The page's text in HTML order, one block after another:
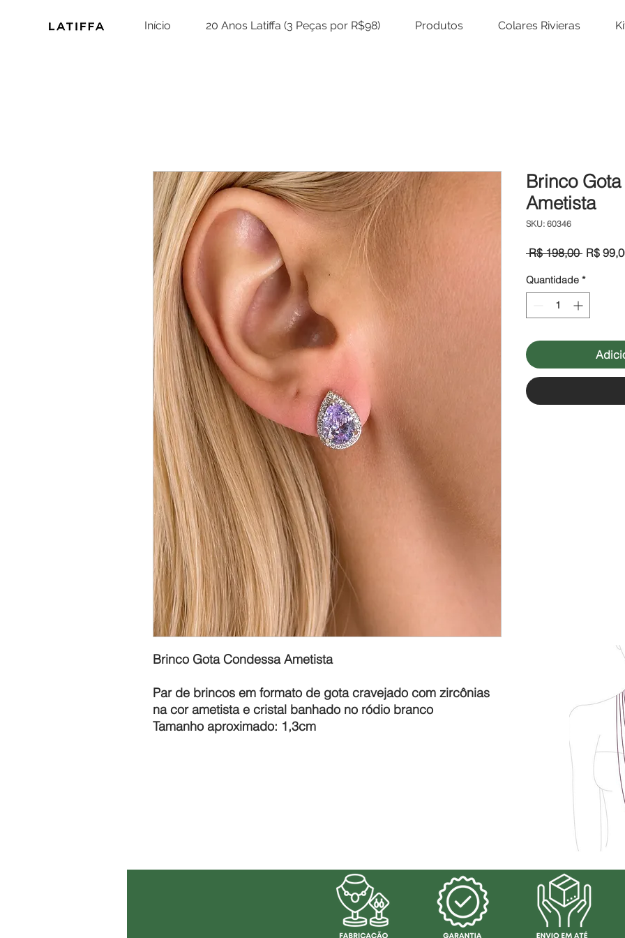
Início 20 Anos Latiffa (3 Peças por R$98) Produtos Colares Rivieras
Brinco Gota Condessa Ametista
Par de brincos em formato de gota cravejado com zircônias
na cor ametista e cristal banhado no ródio branco
Tamanho aproximado: 1,3cm
Brinco
Ametista
SKU: 60346
R$ 198,00 Preço
R$
Quantidade *